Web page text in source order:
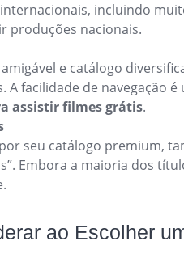
incluindo
produções nacionais.
e catálogo
A facilidade de navegação
assistir filmes grátis.
seu catálogo premium,
Embora a maioria dos
ao Escolher